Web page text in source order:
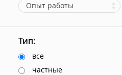
Опыт работы
Тип:
все
частные